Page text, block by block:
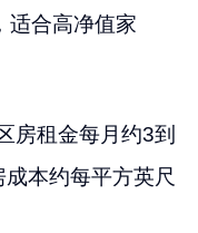
适合高净值家
房租金每月约3到
本约每平方英尺